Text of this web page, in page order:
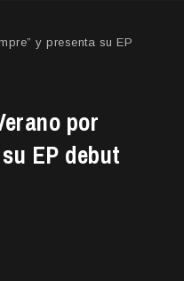
y presenta su EP
por
EP debut